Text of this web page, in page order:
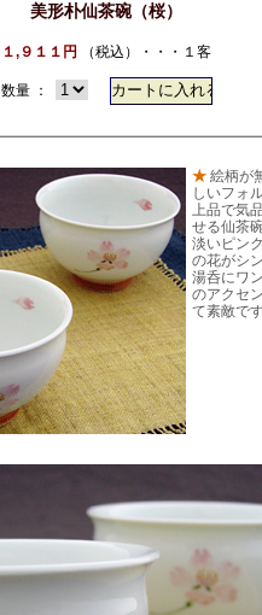
美形朴仙茶碗（桜）
１,９１１円 （税込）・・・１客
数量 ：
★ 絵柄が
しいフォ
上品で気
せる仙茶
淡いピン
の花がシ
湯呑にワ
のアクセ
て素敵で